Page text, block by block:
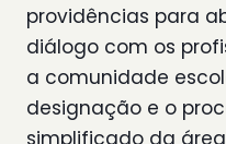
providências para
diálogo com os
a comunidade
designação e o
simplificado da